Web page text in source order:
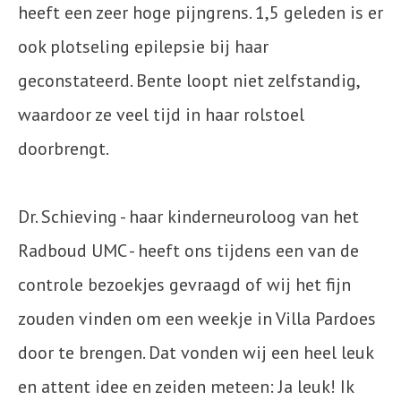
heeft een zeer hoge pijngrens. 1,5 geleden is er
ook plotseling epilepsie bij haar
geconstateerd. Bente loopt niet zelfstandig,
waardoor ze veel tijd in haar rolstoel
doorbrengt.
Dr. Schieving - haar kinderneuroloog van het
Radboud UMC - heeft ons tijdens een van de
controle bezoekjes gevraagd of wij het fijn
zouden vinden om een weekje in Villa Pardoes
door te brengen. Dat vonden wij een heel leuk
en attent idee en zeiden meteen: Ja leuk! Ik